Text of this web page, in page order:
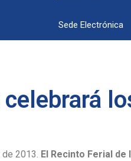
Sede Electrónica
2013. El Recinto Ferial de